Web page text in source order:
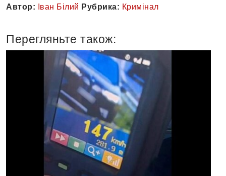
Автор: Іван Білий Рубрика: Кримінал
Перегляньте також: